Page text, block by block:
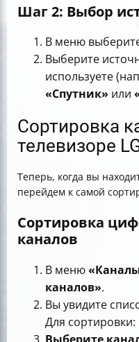
Шаг 2: Выбор
В меню
Выберите
используете
«Спутник» или
Сортировка
телевизоре
Теперь, когда вы
перейдем к самой
Сортировка
каналов
В меню
каналов».
Вы увидите
Для сортировки: